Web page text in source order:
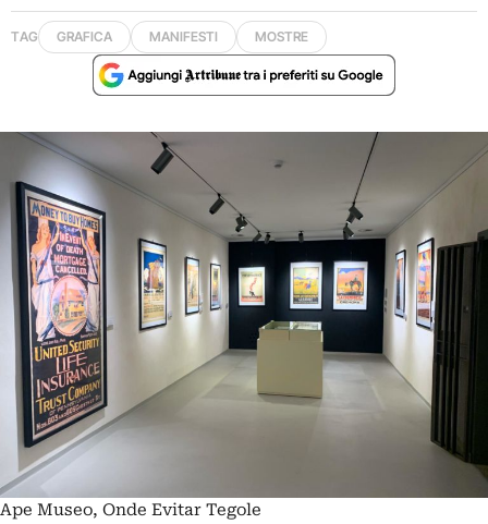
TAG GRAFICA MANIFESTI MOSTRE
Ape Museo, Onde Evitar Tegole